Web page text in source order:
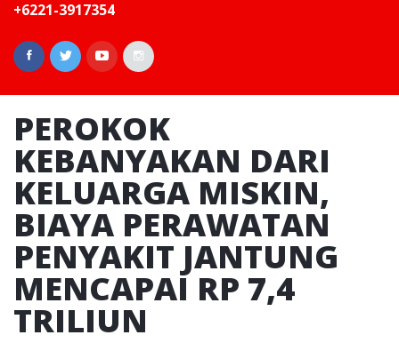
+6221-3917354
PEROKOK
KEBANYAKAN DARI
KELUARGA MISKIN,
BIAYA PERAWATAN
PENYAKIT JANTUNG
MENCAPAI RP 7,4
TRILIUN